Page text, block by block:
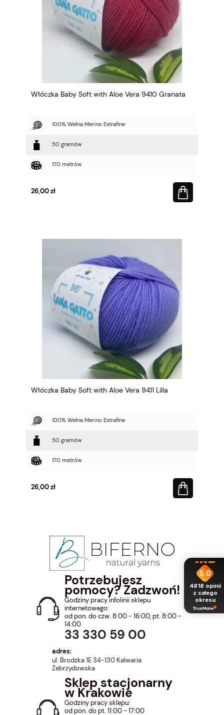
Włóczka Baby Soft with Aloe Vera 9410 Granata
100% Wełna Merino Extrafine
50 gramów
170 metrów
26,00 zł
Włóczka Baby Soft with Aloe Vera 9411 Lilla
100% Wełna Merino Extrafine
50 gramów
170 metrów
26,00 zł
Potrzebujesz
pomocy? Zadzwoń!
Godziny pracy infolinii sklepu
internetowego:
od pon. do czw. 8:00 - 16:00, pt. 8:00 -
14:00
33 330 59 00
adres:
ul. Brodzka 1E 34-130 Kalwaria
Zebrzydowska
Sklep stacjonarny
w Krakowie
Godziny pracy sklepu:
od pon. do pt. 11:00 - 17:00
5.0
4818 opinii
z całego
okresu